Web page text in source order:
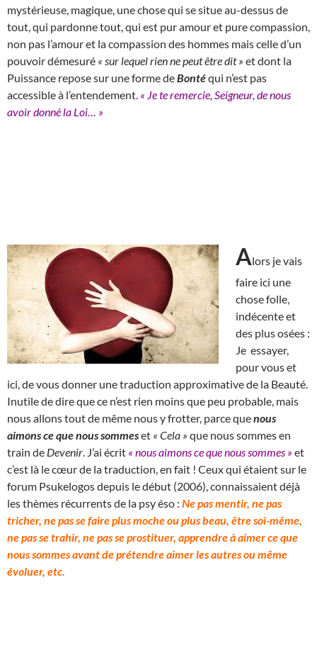
mystérieuse, magique, une chose qui se situe au-dessus de
tout, qui pardonne tout, qui est pur amour et pure compassion,
non pas l’amour et la compassion des hommes mais celle d’un
pouvoir démesuré « sur lequel rien ne peut être dit » et dont la
Puissance repose sur une forme deBontéqui n’est pas
accessible à l’entendement. « Je te remercie, Seigneur, de nous
avoir donné la Loi… »
Alors je vais
faire ici une
chose folle,
indécente et
des plus osées :
Je essayer,
pour vous et
ici, de vous donner une traduction approximative de la Beauté.
Inutile de dire que ce n’est rien moins que peu probable, mais
nous allons tout de même nous y frotter, parce quenous
aimons ce que nous sommeset « Cela » que nous sommes en
train de Devenir . J’ai écrit « nous aimons ce que nous sommes » et
c’est là le cœur de la traduction, en fait ! Ceux qui étaient sur le
forum Psukelogos depuis le début (2006), connaissaient déjà
les thèmes récurrents de la psy éso : Ne pas mentir, ne pas
tricher, ne pas se faire plus moche ou plus beau, être soi-même,
ne pas se trahir, ne pas se prostituer, apprendre à aimer ce que
nous sommes avant de prétendre aimer les autres ou même
évoluer, etc.